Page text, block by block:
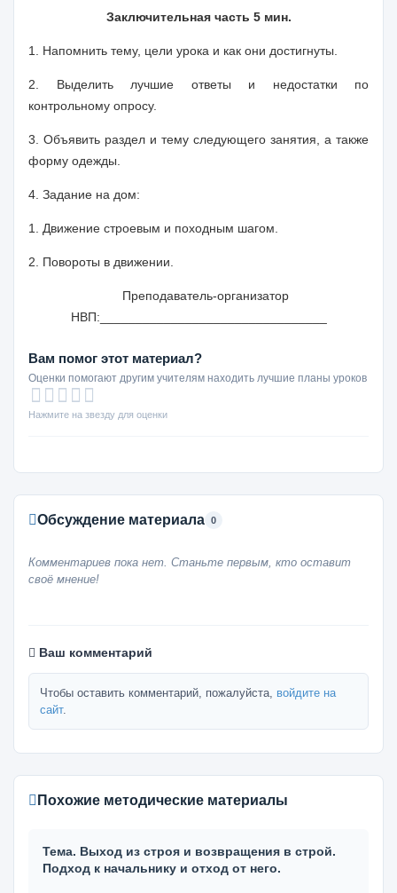
Заключительная часть 5 мин.
1. Напомнить тему, цели урока и как они достигнуты.
2. Выделить лучшие ответы и недостатки по
контрольному опросу.
3. Объявить раздел и тему следующего занятия, а также
форму одежды.
4. Задание на дом:
1. Движение строевым и походным шагом.
2. Повороты в движении.
Преподаватель-организатор
НВП:________________________________
Вам помог этот материал?
Оценки помогают другим учителям находить лучшие планы уроков
Нажмите на звезду для оценки
Обсуждение материала 0
Комментариев пока нет. Станьте первым, кто оставит
своё мнение!
Ваш комментарий
Чтобы оставить комментарий, пожалуйста, войдите на
сайт.
Похожие методические материалы
Тема. Выход из строя и возвращения в строй.
Подход к начальнику и отход от него.